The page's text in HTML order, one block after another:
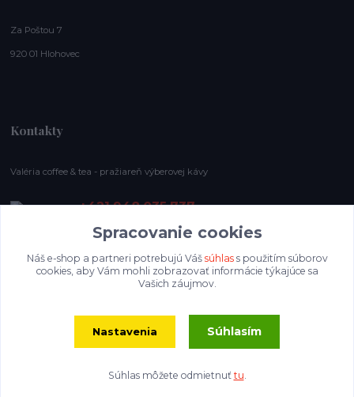
Za Poštou 7
920 01 Hlohovec
Kontakty
Valéria coffee & tea - pražiareň výberovej kávy
+421 948 035 737
info@valeriacoffee.sk
Vytvorené na Eshop-rychlo.sk
Spracovanie cookies
Náš e-shop a partneri potrebujú Váš súhlass použitím súborov
cookies, aby Vám mohli zobrazovať informácie týkajúce sa
Vašich záujmov.
Nastavenia Súhlasím
Súhlas môžete odmietnuť tu